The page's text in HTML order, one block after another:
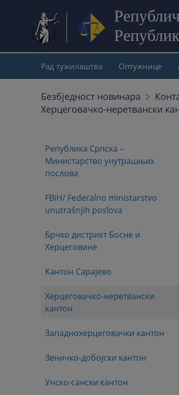
Рад тужилаштва Оптужнице
Безбjедност новинара
Херцеговачко-неретвански
Република Српска –
Министарство унутрашњих
послова
FBiH/ Federalno ministarstvo
unutrašnjih poslova
Брчко дистрикт Босне и
Херцеговине
Кантон Сарајево
Херцеговачко-неретвански
кантон
Западнохерцеговачки кантон
Зеничко-добојски кантон
Унско-сански кантон